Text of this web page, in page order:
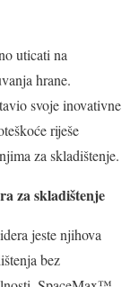
uticati na
hrane.
svoje inovativne
riješe
za skladištenje.
za skladištenje
jeste njihova
bez